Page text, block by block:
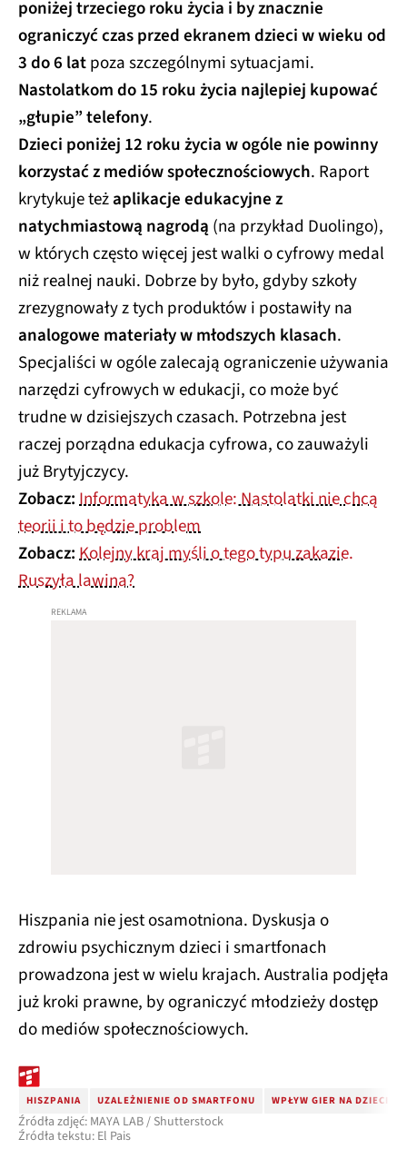
poniżej trzeciego roku życia i by znacznie
ograniczyć czas przed ekranem dzieci w wieku od
3 do 6 latpoza szczególnymi sytuacjami.
Nastolatkom do 15 roku życia najlepiej kupować
„głupie” telefony.
Dzieci poniżej 12 roku życia w ogóle nie powinny
korzystać z mediów społecznościowych. Raport
krytykuje teżaplikacje edukacyjne z
natychmiastową nagrodą (na przykład Duolingo),
w których często więcej jest walki o cyfrowy medal
niż realnej nauki. Dobrze by było, gdyby szkoły
zrezygnowały z tych produktów i postawiły na
analogowe materiały w młodszych klasach.
Specjaliści w ogóle zalecają ograniczenie używania
narzędzi cyfrowych w edukacji, co może być
trudne w dzisiejszych czasach. Potrzebna jest
raczej porządna edukacja cyfrowa, co zauważyli
już Brytyjczycy.
Zobacz:Informatyka w szkole: Nastolatki nie chcą
teorii i to będzie problem
Zobacz:Kolejny kraj myśli o tego typu zakazie.
Ruszyła lawina?
Hiszpania nie jest osamotniona. Dyskusja o
zdrowiu psychicznym dzieci i smartfonach
prowadzona jest w wielu krajach. Australia podjęła
już kroki prawne, by ograniczyć młodzieży dostęp
do mediów społecznościowych.
HISZPANIA UZALEŻNIENIE OD SMARTFONU WPŁYW GIER NA DZIECI
Źródła zdjęć: MAYA LAB / Shutterstock
Źródła tekstu: El Pais